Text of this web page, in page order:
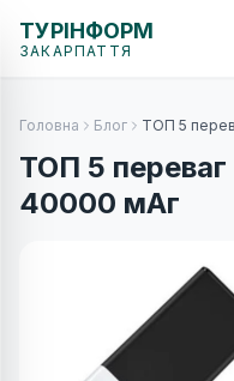
ТУРІНФОРМ
ЗАКАРПАТТЯ
Головна Блог ТОП 5
ТОП 5
40000 мАг